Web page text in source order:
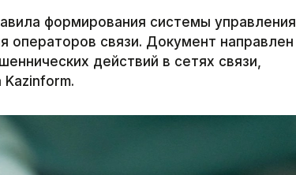
формирования системы управления
операторов связи. Документ направлен
действий в сетях связи,